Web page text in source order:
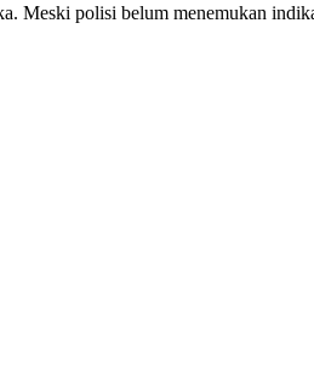
Meski polisi belum menemukan